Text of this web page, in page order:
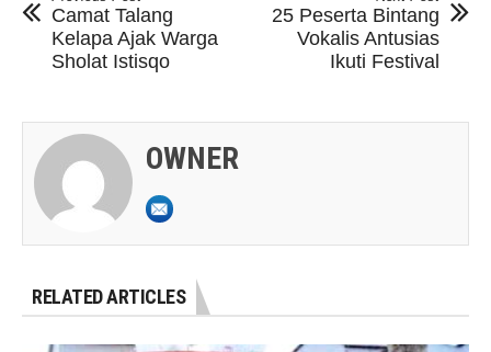
Camat Talang
Kelapa Ajak Warga
Sholat Istisqo
25 Peserta Bintang
Vokalis Antusias
Ikuti Festival
OWNER
RELATED ARTICLES